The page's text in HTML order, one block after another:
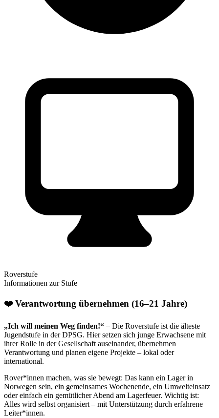
Roverstufe
Informationen zur Stufe
❤️Verantwortung übernehmen (16–21 Jahre)
„Ich will meinen Weg finden!“ – Die Roverstufe ist die älteste
Jugendstufe in der DPSG. Hier setzen sich junge Erwachsene mit
ihrer Rolle in der Gesellschaft auseinander, übernehmen
Verantwortung und planen eigene Projekte – lokal oder
international.
Rover*innen machen, was sie bewegt: Das kann ein Lager in
Norwegen sein, ein gemeinsames Wochenende, ein Umwelteinsatz
oder einfach ein gemütlicher Abend am Lagerfeuer. Wichtig ist:
Alles wird selbst organisiert – mit Unterstützung durch erfahrene
Leiter*innen.